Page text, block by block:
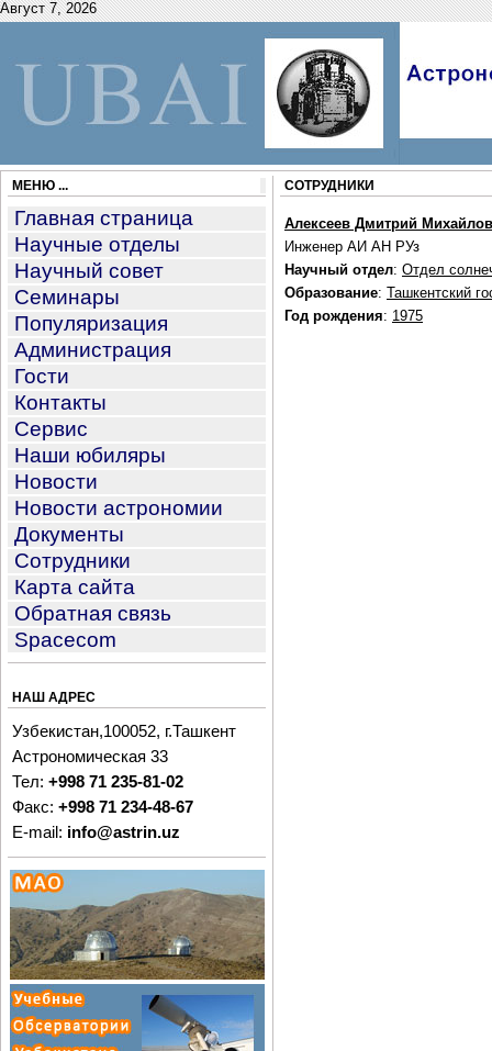
Август 7, 2026
МЕНЮ ...
Главная страница
Научные отделы
Научный совет
Семинары
Популяризация
Администрация
Гости
Контакты
Сервис
Наши юбиляры
Новости
Новости астрономии
Документы
Сотрудники
Карта сайта
Обратная связь
Spacecom
НАШ АДРЕС
Узбекистан,100052, г.Ташкент
Астрономическая 33
Тел: +998 71 235-81-02
Факс: +998 71 234-48-67
E-mail: info@astrin.uz
СОТРУДНИКИ
Алексеев Дмитрий
Инженер АИ АН РУз
Научный отдел: Отдел
Образование: Ташкентский
Год рождения: 1975